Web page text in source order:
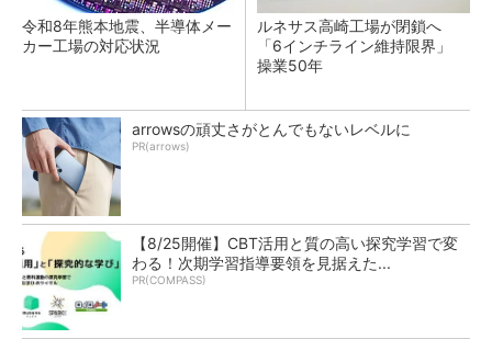
令和8年熊本地震、半導体メー
カー工場の対応状況
ルネサス高崎工場が閉鎖へ
「6インチライン維持限界」
操業50年
arrowsの頑丈さがとんでもないレベルに
PR(arrows)
【8/25開催】CBT活用と質の高い探究学習で変
わる！次期学習指導要領を見据えた...
PR(COMPASS)